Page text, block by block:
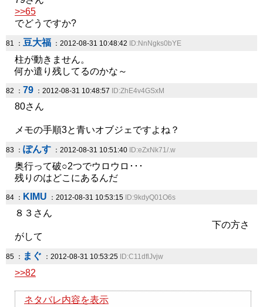
>>65
でどうですか?
81 ： 豆大福 ：2012-08-31 10:48:42 ID:NnNgks0bYE
柱が動きません。
何か遣り残してるのかな～
82 ： 79 ：2012-08-31 10:48:57 ID:ZhE4v4GSxM
80さん
メモの手順3と青いオブジェですよね？
83 ： ぽんす ：2012-08-31 10:51:40 ID:eZxNk71/.w
奥行って破○2つでウロウロ･･･
残りのはどこにあるんだ
84 ： KIMU ：2012-08-31 10:53:15 ID:9kdyQ01O6s
８３さん
下の方さ
がして
85 ： まぐ ：2012-08-31 10:53:25 ID:C11dflJvjw
>>82
ネタバレ内容を表示